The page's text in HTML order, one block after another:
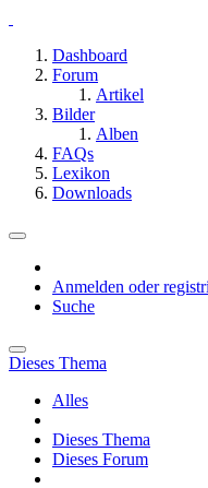
Dashboard
Forum
Artikel
Bilder
Alben
FAQs
Lexikon
Downloads
Anmelden oder
Suche
Dieses Thema
Alles
Dieses Thema
Dieses Forum